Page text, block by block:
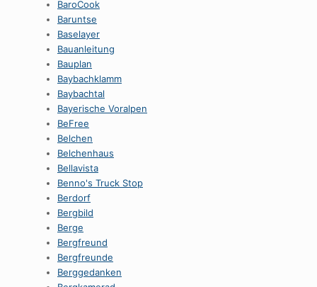
BaroCook
Baruntse
Baselayer
Bauanleitung
Bauplan
Baybachklamm
Baybachtal
Bayerische Voralpen
BeFree
Belchen
Belchenhaus
Bellavista
Benno's Truck Stop
Berdorf
Bergbild
Berge
Bergfreund
Bergfreunde
Berggedanken